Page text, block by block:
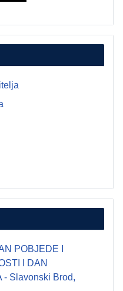
POBJEDE I
I DAN
- Slavonski Brod,